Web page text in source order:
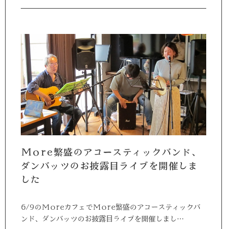
More繁盛のアコースティックバンド、
ダンバッツのお披露目ライブを開催しま
した
6/9のMoreカフェでMore繁盛のアコースティックバ
ンド、ダンバッツのお披露目ライブを開催しまし…